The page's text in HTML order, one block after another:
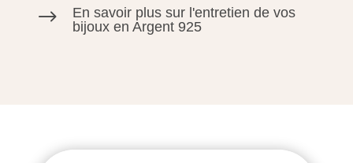
$
En savoir plus sur l'entretien de vos
bijoux en Argent 925